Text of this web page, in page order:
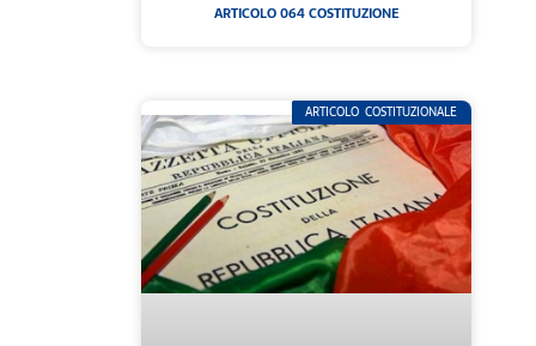
ARTICOLO 064 COSTITUZIONE
ARTICOLO COSTITUZIONALE